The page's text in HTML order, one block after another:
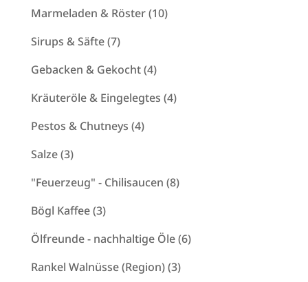
Marmeladen & Röster 1010
Sirups & Säfte 77
Produkte
Gebacken & Gekocht 44
Produkte
Kräuteröle & Eingelegtes 44
Pestos & Chutneys 44
Salze 33
Produkte
"Feuerzeug" - Chilisaucen 88
Bögl Kaffee 33
Produkte
Ölfreunde - nachhaltige Öle 66
Rankel Walnüsse (Region) 33